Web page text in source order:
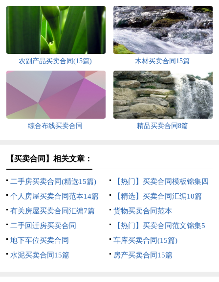
农副产品买卖合同(15篇) 木材买卖合同15篇
综合布线买卖合同 精品买卖合同8篇
【买卖合同】相关文章：
二手房买卖合同(精选15篇)
【热门】买卖合同模板锦集四
篇
个人房屋买卖合同范本14篇
【精选】买卖合同汇编10篇
有关房屋买卖合同汇编7篇
货物买卖合同范本
二手回迁房买卖合同
【热门】买卖合同范文锦集5
篇
地下车位买卖合同
车库买卖合同(15篇)
水泥买卖合同15篇
房产买卖合同15篇